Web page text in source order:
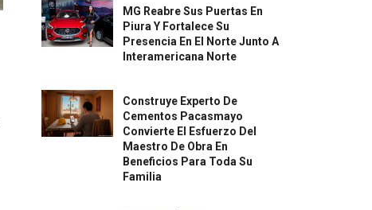
MG Reabre Sus Puertas En
Piura Y Fortalece Su
Presencia En El Norte Junto A
Interamericana Norte
Construye Experto De
Cementos Pacasmayo
Convierte El Esfuerzo Del
Maestro De Obra En
Beneficios Para Toda Su
Familia